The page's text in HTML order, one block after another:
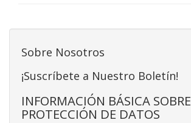
Sobre Nosotros
¡Suscríbete a Nuestro Boletín!
INFORMACIÓN BÁSICA SOBRE
PROTECCIÓN DE DATOS